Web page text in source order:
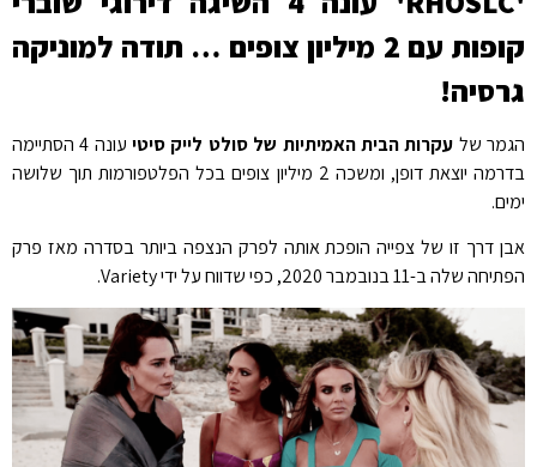
קופות עם 2 מיליון צופים … תודה למוניקה
גרסיה!
הגמר של עקרות הבית האמיתיות של סולט לייק סיטי
עונה 4 הסתיימה
בדרמה יוצאת דופן, ומשכה 2 מיליון צופים בכל הפלטפורמות תוך שלושה
ימים.
אבן דרך זו של צפייה הופכת אותה לפרק הנצפה ביותר בסדרה מאז פרק
הפתיחה שלה ב-11 בנובמבר 2020, כפי שדווח על ידי Variety.